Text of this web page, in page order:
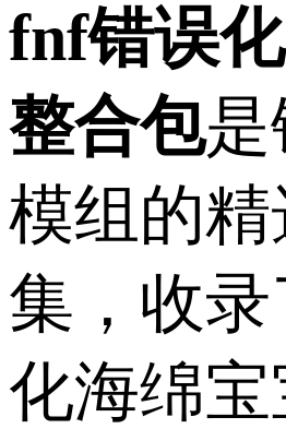
fnf错误
整合包是
模组的精
集，收
化海绵宝